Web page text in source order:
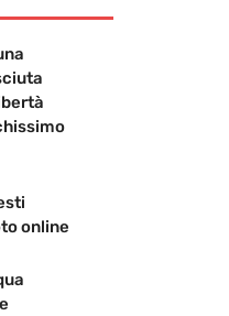
online